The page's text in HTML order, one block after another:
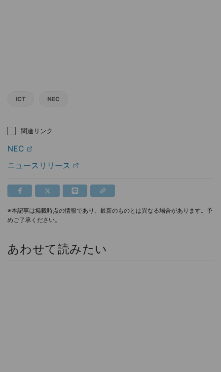
ICT NEC
関連リンク
NEC
ニュースリリース
※本記事は掲載時点の情報であり、最新のものとは異なる場合があります。予
めご了承ください。
あわせて読みたい